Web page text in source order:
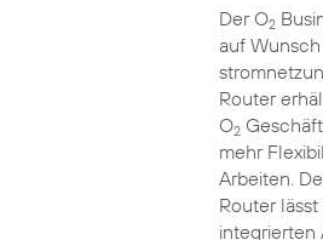
Der O2
auf
Router
O2
mehr
Arbeiten.
Router
integrierten